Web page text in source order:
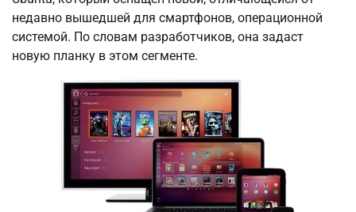
недавно вышедшей для смартфонов, операционной
системой. По словам разработчиков, она задаст
новую планку в этом сегменте.